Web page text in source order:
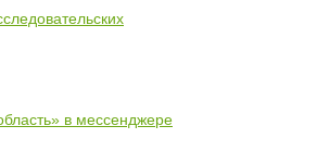
в мессенджере